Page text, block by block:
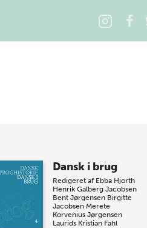
Dansk i brug
Redigeret af Ebba Hjorth
Henrik Galberg Jacobsen
Bent Jørgensen Birgitte
Jacobsen Merete
Korvenius Jørgensen
Laurids Kristian Fahl